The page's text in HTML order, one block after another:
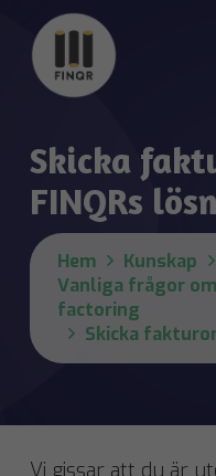
Skicka
FINQRs
Hem
Kunskap
Vanliga frågor
factoring
Skicka
Vi gissar att du är